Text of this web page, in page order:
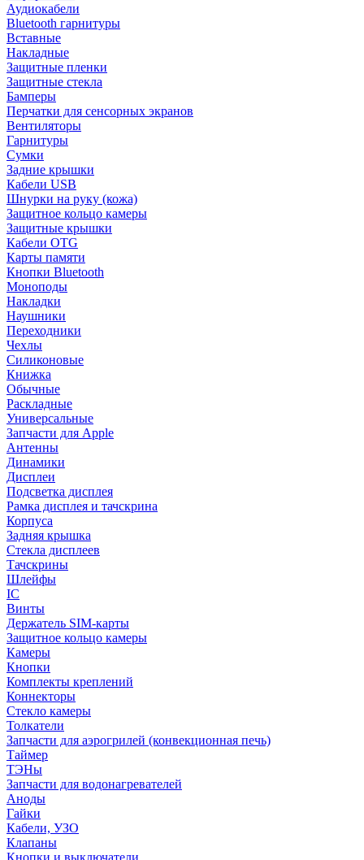
Аудиокабели
Bluetooth гарнитуры
Вставные
Накладные
Защитные пленки
Защитные стекла
Бамперы
Перчатки для сенсорных экранов
Вентиляторы
Гарнитуры
Сумки
Задние крышки
Кабели USB
Шнурки на руку (кожа)
Защитное кольцо камеры
Защитные крышки
Кабели OTG
Карты памяти
Кнопки Bluetooth
Моноподы
Накладки
Наушники
Переходники
Чехлы
Силиконовые
Книжка
Обычные
Раскладные
Универсальные
Запчасти для Apple
Антенны
Динамики
Дисплеи
Подсветка дисплея
Рамка дисплея и тачскрина
Корпуса
Задняя крышка
Стекла дисплеев
Тачскрины
Шлейфы
IC
Винты
Держатель SIM-карты
Защитное кольцо камеры
Камеры
Кнопки
Комплекты креплений
Коннекторы
Стекло камеры
Толкатели
Запчасти для аэрогрилей (конвекционная печь)
Таймер
ТЭНы
Запчасти для водонагревателей
Аноды
Гайки
Кабели, УЗО
Клапаны
Кнопки и выключатели